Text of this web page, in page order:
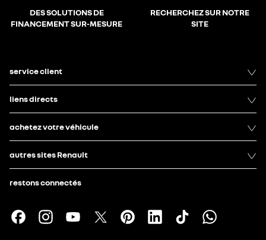
DES SOLUTIONS DE
FINANCEMENT SUR-MESURE
RECHERCHEZ SUR NOTRE
SITE
service client
liens directs
achetez votre véhicule
autres sites Renault
restons connectés